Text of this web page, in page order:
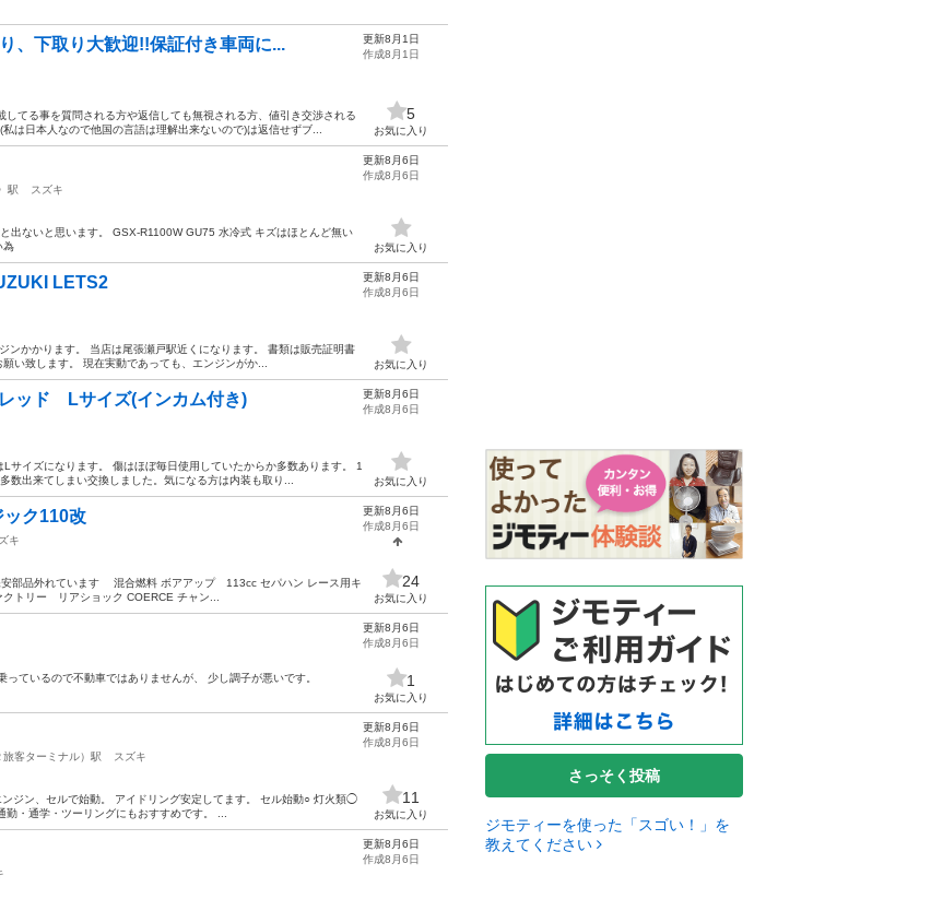
、下取り大歓迎!!保証付き車両に...
てる事を質問される方や返信しても無視される方、値引き交渉される
は日本人なので他国の言語は理解出来ないので)は返信せずブ...
更新8月1日
作成8月1日
5
お気に入り
駅
スズキ
出ないと思います。 GSX-R1100W GU75 水冷式 キズはほとんど無い
為
更新8月6日
作成8月6日
お気に入り
LETS2
ンかかります。 当店は尾張瀬戸駅近くになります。 書類は販売証明書
い致します。 現在実動であっても、エンジンがか...
更新8月6日
作成8月6日
お気に入り
ッド Lサイズ(インカム付き)
サイズになります。 傷はほぼ毎日使用していたからか多数あります。 1
数出来てしまい交換しました。気になる方は内装も取り...
更新8月6日
作成8月6日
お気に入り
ク110改
キ
部品外れています 混合燃料 ボアアップ 113cc セパハン レース用キ
トリー リアショック COERCE チャン...
更新8月6日
作成8月6日
24
お気に入り
ているので不動車ではありませんが、 少し調子が悪いです。
更新8月6日
作成8月6日
1
お気に入り
客ターミナル）駅 スズキ
ジン、セルで始動。 アイドリング安定してます。 セル始動○ 灯火類◯
・通学・ツーリングにもおすすめです。 ...
更新8月6日
作成8月6日
11
お気に入り
更新8月6日
作成8月6日
さっそく投稿
ジモティーを使った「スゴい！」を
教えてください